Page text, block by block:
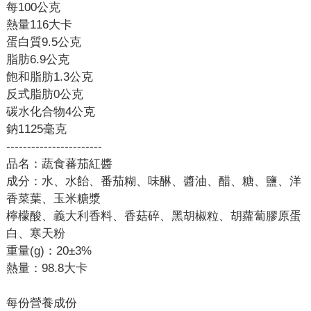
每100公克
熱量116大卡
蛋白質9.5公克
脂肪6.9公克
飽和脂肪1.3公克
反式脂肪0公克
碳水化合物4公克
鈉1125毫克
-----------------------
品名：蔬食蕃茄紅醬
成分：水、水飴、番茄糊、味醂、醬油、醋、糖、鹽、洋
香菜葉、玉米糖漿
檸檬酸、義大利香料、香菇碎、黑胡椒粒、胡蘿蔔膠原蛋
白、寒天粉
重量(g)：20±3%
熱量：98.8大卡
每份營養成份